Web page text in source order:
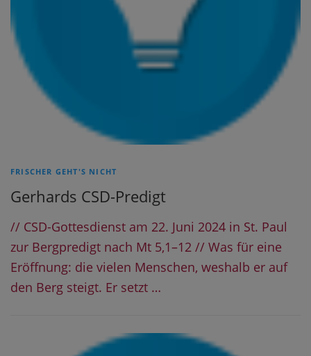
FRISCHER GEHT'S NICHT
Gerhards CSD-Predigt
// CSD-Gottesdienst am 22. Juni 2024 in St. Paul
zur Bergpredigt nach Mt 5,1–12 // Was für eine
Eröffnung: die vielen Menschen, weshalb er auf
den Berg steigt. Er setzt …